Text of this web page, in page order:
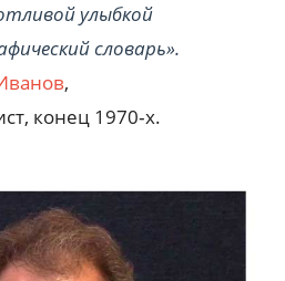
улыбкой
словарь».
,
конец 1970‑х.